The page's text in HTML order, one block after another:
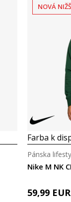
NOVÁ
Farba k
Nike M NK
Pánska
59,99 EUR